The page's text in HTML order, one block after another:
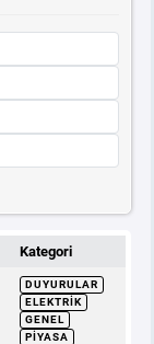
Kategori
DUYURULAR
ELEKTRIK
GENEL
PIYASA